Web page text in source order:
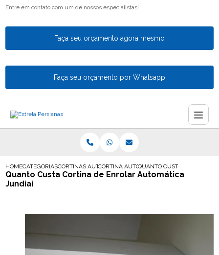
Entre em contato com um de nossos especialistas!
Faça seu orçamento agora mesmo
Faça seu orçamento por Whatsapp
HOMECATEGORIASCORTINAS AUTOMATICASCORTINA AUTOMATICA PARA AREA DE
QUANTO CUSTA CORTINA
Quanto Custa Cortina de Enrolar Automática
Jundiaí